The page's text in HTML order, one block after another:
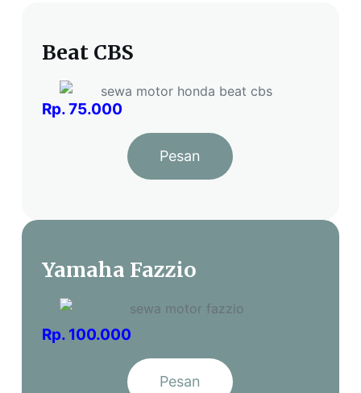
Beat CBS
Rp. 75.000
Pesan
Yamaha Fazzio
Rp. 100.000
Pesan